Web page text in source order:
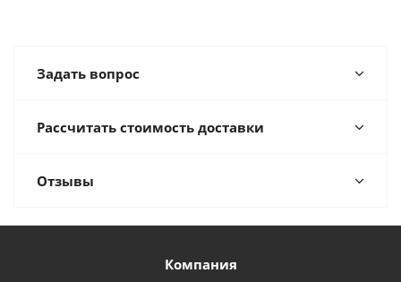
Задать вопрос
Рассчитать стоимость доставки
Отзывы
Компания